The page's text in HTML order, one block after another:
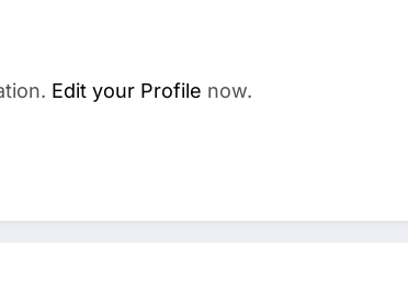
Edit your Profile now.